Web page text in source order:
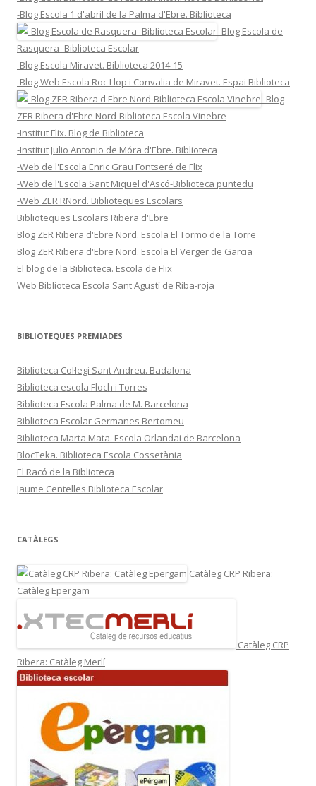
-Blog Escola 1 d'abril de la Palma d'Ebre. Biblioteca
-Blog Escola de
Rasquera- Biblioteca Escolar
-Blog Escola Miravet. Biblioteca 2014-15
-Blog Web Escola Roc Llop i Convalia de Miravet. Espai Biblioteca
-Blog
ZER Ribera d'Ebre Nord-Biblioteca Escola Vinebre
-Institut Flix. Blog de Biblioteca
-Institut Julio Antonio de Móra d'Ebre. Biblioteca
-Web de l'Escola Enric Grau Fontseré de Flix
-Web de l'Escola Sant Miquel d'Ascó-Biblioteca puntedu
-Web ZER RNord. Biblioteques Escolars
Biblioteques Escolars Ribera d'Ebre
Blog ZER Ribera d'Ebre Nord. Escola El Tormo de la Torre
Blog ZER Ribera d'Ebre Nord. Escola El Verger de Garcia
El blog de la Biblioteca. Escola de Flix
Web Biblioteca Escola Sant Agustí de Riba-roja
BIBLIOTEQUES PREMIADES
Biblioteca Col·legi Sant Andreu. Badalona
Biblioteca escola Floch i Torres
Biblioteca Escola Palma de M. Barcelona
Biblioteca Escolar Germanes Bertomeu
Biblioteca Marta Mata. Escola Orlandai de Barcelona
BlocTeka. Biblioteca Escola Cossetània
El Racó de la Biblioteca
Jaume Centelles Biblioteca Escolar
CATÀLEGS
Catàleg CRP Ribera:
Catàleg Epergam
Catàleg CRP
Ribera: Catàleg Merlí